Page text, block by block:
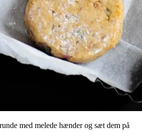
med melede hænder og sæt dem på